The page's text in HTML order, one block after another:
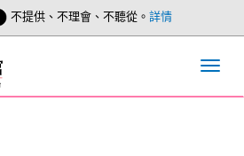
不提供、不理會、不聽從。 詳情